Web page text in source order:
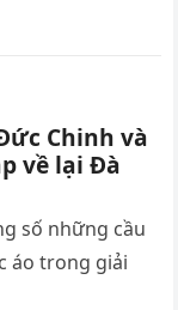
Chinh và
về lại Đà
số những cầu
áo trong giải